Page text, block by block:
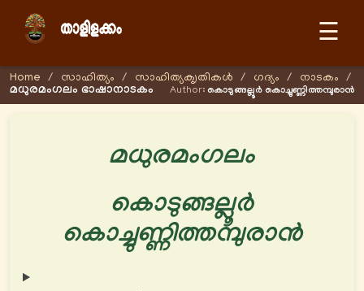
☰
Home / സാഹിത്യം / സാഹിത്യക‍ൃതികള്‍ / ഗദ്യം / നാടകം /
മധുരമംഗലം ഭാഷാനാടകം Author: കൊടുങ്ങല്ലൂര്‍ കൊച്ചുണ്ണിത്തമ്പുരാന്‍
മധുരമംഗലം
കൊടുങ്ങല്ലൂര്‍
കൊച്ചുണ്ണിത്തമ്പുരാന്‍